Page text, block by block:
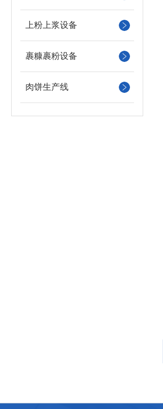
上粉上浆设备
裹糠裹粉设备
肉饼生产线